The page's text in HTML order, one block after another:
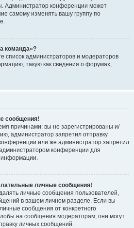
Администратор конференции может
самому изменять вашу группу по
команда»?
список администраторов и модераторов
такую как сведения о форумах,
сообщения!
причинами: вы не зарегистрированы и/
администратор запретил отправку
или же администратор запретил
конференции для
информации.
личные сообщения!
личные сообщения пользователей,
в вашем личном разделе. Если вы
сообщения от конкретного
на сообщения модераторам; они могут
личных сообщений.